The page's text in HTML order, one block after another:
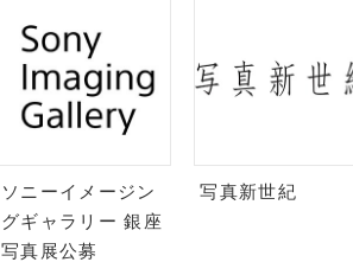
ソニーイメージン
グギャラリー 銀座
写真展公募
写真新世紀